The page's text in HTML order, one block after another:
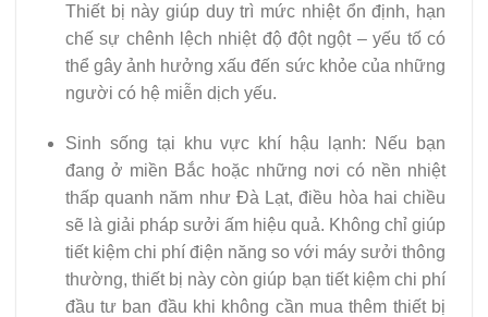
Thiết bị này giúp duy trì mức nhiệt ổn định, hạn
chế sự chênh lệch nhiệt độ đột ngột – yếu tố có
thể gây ảnh hưởng xấu đến sức khỏe của những
người có hệ miễn dịch yếu.
Sinh sống tại khu vực khí hậu lạnh: Nếu bạn
đang ở miền Bắc hoặc những nơi có nền nhiệt
thấp quanh năm như Đà Lạt, điều hòa hai chiều
sẽ là giải pháp sưởi ấm hiệu quả. Không chỉ giúp
tiết kiệm chi phí điện năng so với máy sưởi thông
thường, thiết bị này còn giúp bạn tiết kiệm chi phí
đầu tư ban đầu khi không cần mua thêm thiết bị